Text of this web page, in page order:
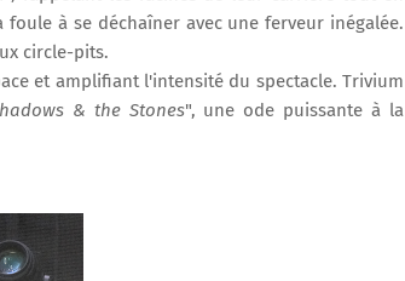
à se déchaîner avec une ferveur inégalée.
circle-pits.
et amplifiant l'intensité du spectacle. Trivium
& the Stones", une ode puissante à la